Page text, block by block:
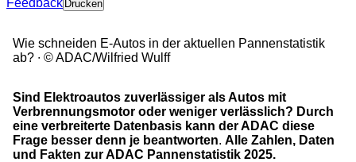
Feedback Drucken
Wie schneiden E-Autos in der aktuellen Pannenstatistik
ab?
© ADAC/Wilfried Wulff
Sind Elektroautos zuverlässiger als Autos mit
Verbrennungsmotor oder weniger verlässlich? Durch
eine verbreiterte Datenbasis kann der ADAC diese
Frage besser denn je beantworten. Alle Zahlen, Daten
und Fakten zur ADAC Pannenstatistik 2025.